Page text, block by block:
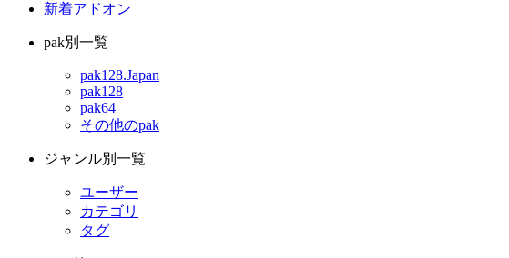
新着アドオン
pak別一覧
pak128.Japan
pak128
pak64
その他のpak
ジャンル別一覧
ユーザー
カテゴリ
タグ